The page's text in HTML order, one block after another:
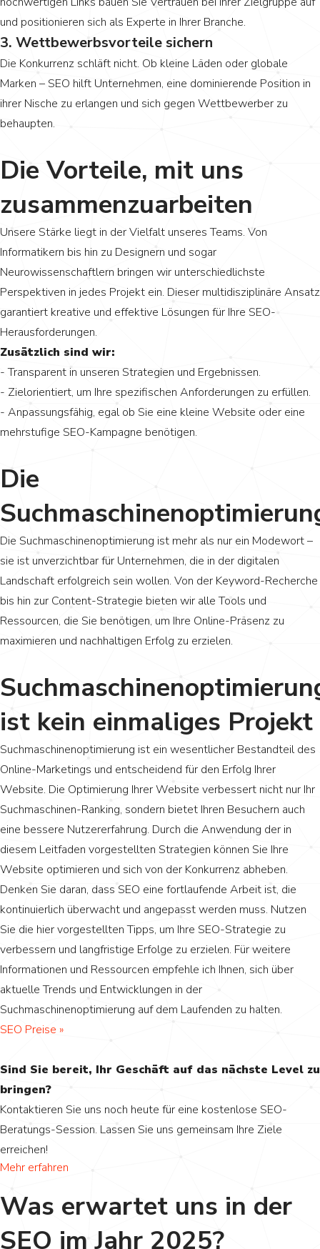
und positionieren sich als Experte in Ihrer Branche.
3. Wettbewerbsvorteile sichern
Die Konkurrenz schläft nicht. Ob kleine Läden oder globale
Marken – SEO hilft Unternehmen, eine dominierende Position in
ihrer Nische zu erlangen und sich gegen Wettbewerber zu
behaupten.
Die Vorteile, mit uns
zusammenzuarbeiten
Unsere Stärke liegt in der Vielfalt unseres Teams. Von
Informatikern bis hin zu Designern und sogar
Neurowissenschaftlern bringen wir unterschiedlichste
Perspektiven in jedes Projekt ein. Dieser multidisziplinäre Ansatz
garantiert kreative und effektive Lösungen für Ihre SEO-
Herausforderungen.
Zusätzlich sind wir:
- Transparent in unseren Strategien und Ergebnissen.
- Zielorientiert, um Ihre spezifischen Anforderungen zu erfüllen.
- Anpassungsfähig, egal ob Sie eine kleine Website oder eine
mehrstufige SEO-Kampagne benötigen.
Die
Die Suchmaschinenoptimierung ist mehr als nur ein Modewort –
sie ist unverzichtbar für Unternehmen, die in der digitalen
Landschaft erfolgreich sein wollen. Von der Keyword-Recherche
bis hin zur Content-Strategie bieten wir alle Tools und
Ressourcen, die Sie benötigen, um Ihre Online-Präsenz zu
maximieren und nachhaltigen Erfolg zu erzielen.
ist kein einmaliges Projekt
Suchmaschinenoptimierung ist ein wesentlicher Bestandteil des
Online-Marketings und entscheidend für den Erfolg Ihrer
Website. Die Optimierung Ihrer Website verbessert nicht nur Ihr
Suchmaschinen-Ranking, sondern bietet Ihren Besuchern auch
eine bessere Nutzererfahrung. Durch die Anwendung der in
diesem Leitfaden vorgestellten Strategien können Sie Ihre
Website optimieren und sich von der Konkurrenz abheben.
Denken Sie daran, dass SEO eine fortlaufende Arbeit ist, die
kontinuierlich überwacht und angepasst werden muss. Nutzen
Sie die hier vorgestellten Tipps, um Ihre SEO-Strategie zu
verbessern und langfristige Erfolge zu erzielen. Für weitere
Informationen und Ressourcen empfehle ich Ihnen, sich über
aktuelle Trends und Entwicklungen in der
Suchmaschinenoptimierung auf dem Laufenden zu halten.
SEO Preise »
Sind Sie bereit, Ihr Geschäft auf das nächste Level zu
bringen?
Kontaktieren Sie uns noch heute für eine kostenlose SEO-
Beratungs-Session. Lassen Sie uns gemeinsam Ihre Ziele
erreichen!
Mehr erfahren
Was erwartet uns in der
SEO im Jahr 2025?